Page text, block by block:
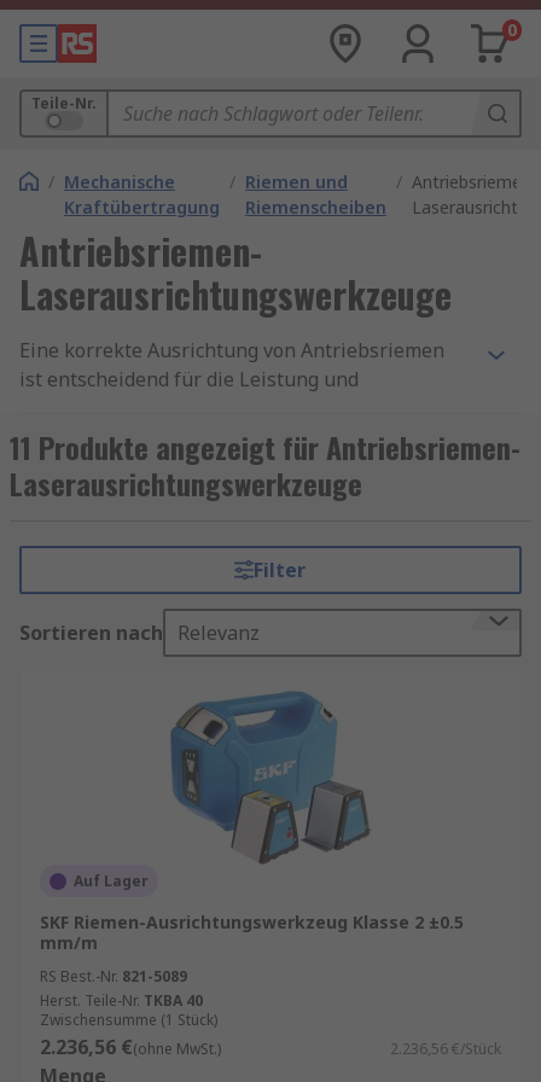
0
Teile-Nr.
/ Mechanische
Kraftübertragung
/ Riemen und
Riemenscheiben
/ Antriebsriemen-
Antriebsriemen-
Laserausrichtungswerkzeuge
Eine korrekte Ausrichtung von Antriebsriemen
ist entscheidend für die Leistung und
Fehlstellungen können zu erhöhtem Verschleiß,
Energieverlust und ungeplanten Stillständen
führen. Mit Antriebsriemen-
sicher, dass Ihre Riemenantriebe perfekt justiert
sind – schnell, einfach und zuverlässig.
Merkmale Laserausrichtung für
Traditionelle Methoden wie Lineale oder
Sichtkontrolle sind ungenau und zeitaufwendig.
Laserausrichtungswerkzeuge bieten dagegen:
Höchste Präzision
: Exakte Ausrichtung von
Riemenscheiben und Rollen.
Zeitersparnis: Schnelle Messung und
Justierung ohne Demontage.
Kostenreduktion
Energieverbrauch und längere Lebensdauer
der Antriebsriemen.
11 Produkte angezeigt für Antriebsriemen-
Laserausrichtungswerkzeuge
Filter
Sortieren nach Relevanz
Auf Lager
SKF Riemen-Ausrichtungswerkzeug Klasse 2 ±0.5
mm/m
RS Best.-Nr. 821-5089
Herst. Teile-Nr. TKBA 40
Zwischensumme (1 Stück)
2.236,56 €(ohne MwSt.) 2.236,56 €/Stück
Menge